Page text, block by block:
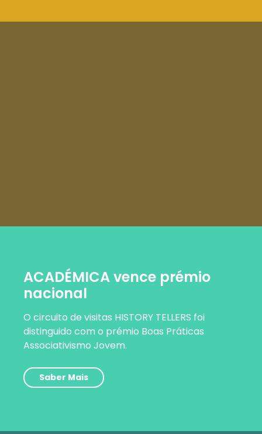
ACADÉMICA vence prémio
nacional
O circuito de visitas HISTORY TELLERS foi
distinguido com o prémio Boas Práticas
Associativismo Jovem.
Saber Mais